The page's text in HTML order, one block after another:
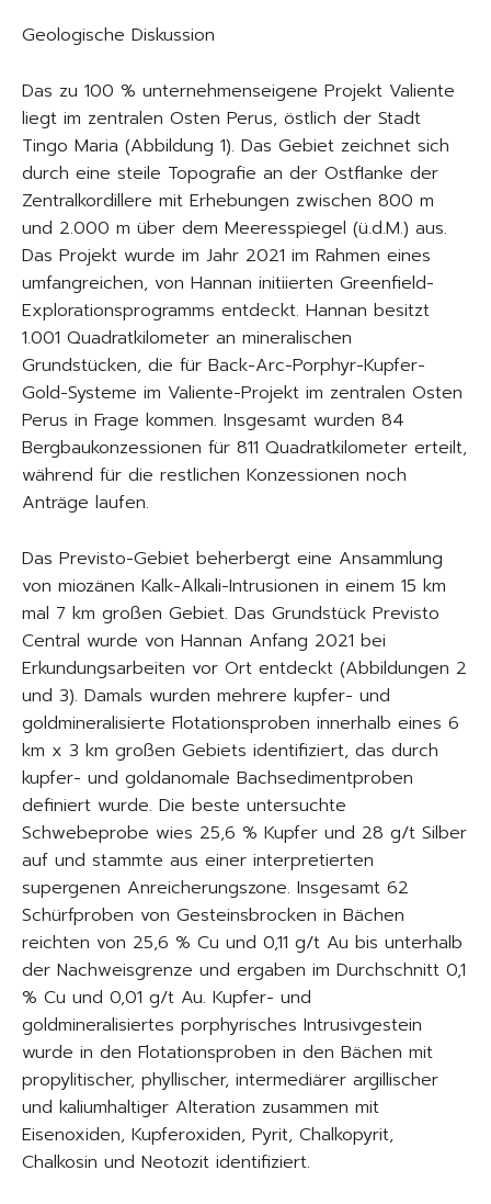
Geologische Diskussion
Das zu 100 % unternehmenseigene Projekt Valiente
liegt im zentralen Osten Perus, östlich der Stadt
Tingo Maria (Abbildung 1). Das Gebiet zeichnet sich
durch eine steile Topografie an der Ostflanke der
Zentralkordillere mit Erhebungen zwischen 800 m
und 2.000 m über dem Meeresspiegel (ü.d.M.) aus.
Das Projekt wurde im Jahr 2021 im Rahmen eines
umfangreichen, von Hannan initiierten Greenfield-
Explorationsprogramms entdeckt. Hannan besitzt
1.001 Quadratkilometer an mineralischen
Grundstücken, die für Back-Arc-Porphyr-Kupfer-
Gold-Systeme im Valiente-Projekt im zentralen Osten
Perus in Frage kommen. Insgesamt wurden 84
Bergbaukonzessionen für 811 Quadratkilometer erteilt,
während für die restlichen Konzessionen noch
Anträge laufen.
Das Previsto-Gebiet beherbergt eine Ansammlung
von miozänen Kalk-Alkali-Intrusionen in einem 15 km
mal 7 km großen Gebiet. Das Grundstück Previsto
Central wurde von Hannan Anfang 2021 bei
Erkundungsarbeiten vor Ort entdeckt (Abbildungen 2
und 3). Damals wurden mehrere kupfer- und
goldmineralisierte Flotationsproben innerhalb eines 6
km x 3 km großen Gebiets identifiziert, das durch
kupfer- und goldanomale Bachsedimentproben
definiert wurde. Die beste untersuchte
Schwebeprobe wies 25,6 % Kupfer und 28 g/t Silber
auf und stammte aus einer interpretierten
supergenen Anreicherungszone. Insgesamt 62
Schürfproben von Gesteinsbrocken in Bächen
reichten von 25,6 % Cu und 0,11 g/t Au bis unterhalb
der Nachweisgrenze und ergaben im Durchschnitt 0,1
% Cu und 0,01 g/t Au. Kupfer- und
goldmineralisiertes porphyrisches Intrusivgestein
wurde in den Flotationsproben in den Bächen mit
propylitischer, phyllischer, intermediärer argillischer
und kaliumhaltiger Alteration zusammen mit
Eisenoxiden, Kupferoxiden, Pyrit, Chalkopyrit,
Chalkosin und Neotozit identifiziert.